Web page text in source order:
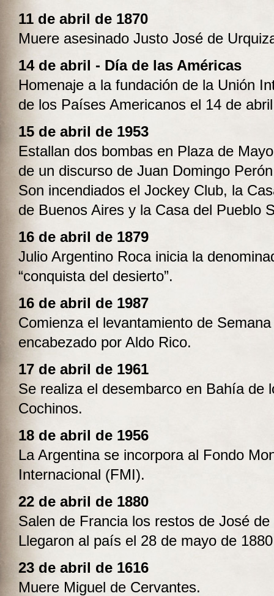
11 de abril de 1870
Muere asesinado Justo José de
14 de abril - Día de las Américas
Homenaje a la fundación de la Unión
de los Países Americanos el 14 de
15 de abril de 1953
Estallan dos bombas en Plaza de
de un discurso de Juan Domingo
Son incendiados el Jockey Club, la
de Buenos Aires y la Casa del Pueblo
16 de abril de 1879
Julio Argentino Roca inicia la
“conquista del desierto”.
16 de abril de 1987
Comienza el levantamiento de
encabezado por Aldo Rico.
17 de abril de 1961
Se realiza el desembarco en Bahía de
Cochinos.
18 de abril de 1956
La Argentina se incorpora al Fondo
Internacional (FMI).
22 de abril de 1880
Salen de Francia los restos de José
Llegaron al país el 28 de mayo de
23 de abril de 1616
Muere Miguel de Cervantes.